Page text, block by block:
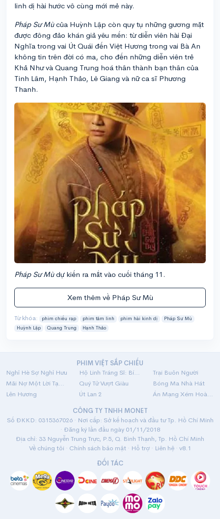
linh dị hài hước vô cùng mới mẻ này.
Pháp Sư Mùcủa Huỳnh Lập còn quy tụ những gương mặt
được đông đảo khán giả yêu mến: từ diễn viên hài Đại
Nghĩa trong vai Út Quái đến Việt Hương trong vai Bà An
không tin trên đời có ma, cho đến những diễn viên trẻ
Khả Như và Quang Trung hoá thân thành bạn thân của
Tinh Lâm, Hạnh Thảo, Lê Giang và nữ ca sĩ Phương
Thanh.
Pháp Sư Mùdự kiến ra mắt vào cuối tháng 11.
Xem thêm về Pháp Sư Mù
Từ khóa: phim chiếu rạp phim tâm linh phim hài kinh dị
Pháp Sư Mù
Huỳnh Lập
Quang Trung Hạnh Thảo
PHIM VIỆT SẮP CHIẾU
Nghỉ Hè Sợ Nghỉ Hưu
Hộ Linh Tráng Sĩ: Bí Ẩn Mộ Vua Đinh
Trại Buôn Người
Mãi Nợ Một Lời Tạm Biệt
Quý Tử Vượt Giàu
Bóng Ma Nhà Hát
Lên Hương
Út Lan 2
Án Mạng Xém Hoàn Hảo
CÔNG TY TNHH MONET
Số ĐKKD: 0315367026 · Nơi cấp: Sở kế hoạch và đầu tư Tp. Hồ Chí Minh
· Đăng ký lần đầu ngày 01/11/2018
Địa chỉ: 33 Nguyễn Trung Trực, P.5, Q. Bình Thạnh, Tp. Hồ Chí Minh
Về chúng tôi · Chính sách bảo mật · Hỗ trợ · Liên hệ · v8.1
ĐỐI TÁC